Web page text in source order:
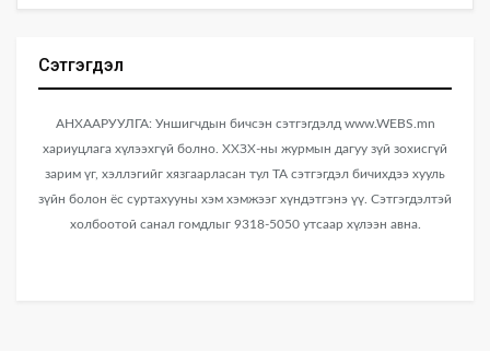
Сэтгэгдэл
АНХААРУУЛГА: Уншигчдын бичсэн сэтгэгдэлд www.WEBS.mn
хариуцлага хүлээхгүй болно. ХХЗХ-ны журмын дагуу зүй зохисгүй
зарим үг, хэллэгийг хязгаарласан тул ТА сэтгэгдэл бичихдээ хууль
зүйн болон ёс суртахууны хэм хэмжээг хүндэтгэнэ үү. Сэтгэгдэлтэй
холбоотой санал гомдлыг 9318-5050 утсаар хүлээн авна.